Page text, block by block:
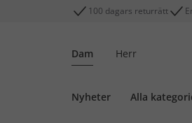
100 dagars returrätt
Dam Herr
Nyheter Alla